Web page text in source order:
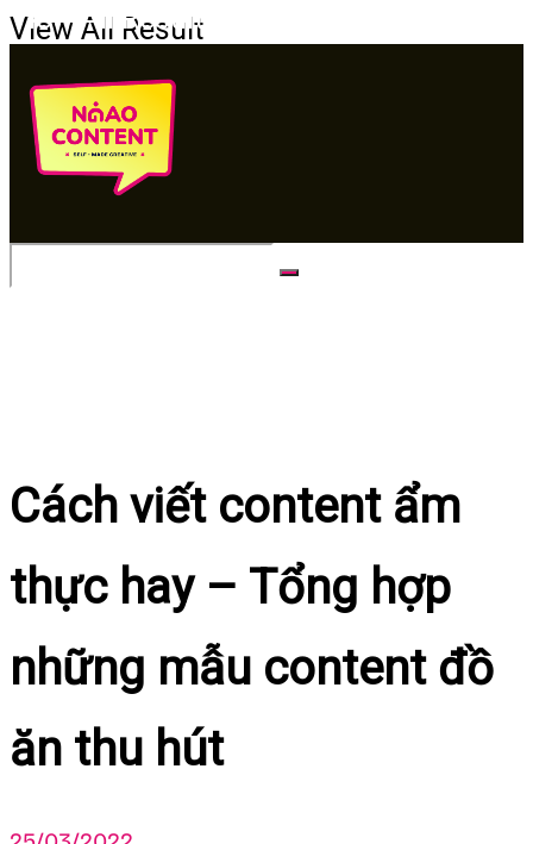
View All Result
View All Result
Cách viết content ẩm
thực hay – Tổng hợp
những mẫu content đồ
ăn thu hút